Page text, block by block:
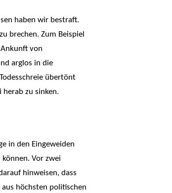
haben wir bestraft.
brechen. Zum Beispiel
von
arglos in die
übertönt
zu sinken.
in den Eingeweiden
Vor zwei
hinweisen, dass
höchsten politischen